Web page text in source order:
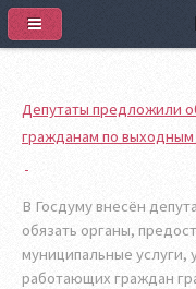
Депутаты предложили
гражданам по
В Госдуму внесён
обязать органы,
муниципальные услуги,
работающих граждан